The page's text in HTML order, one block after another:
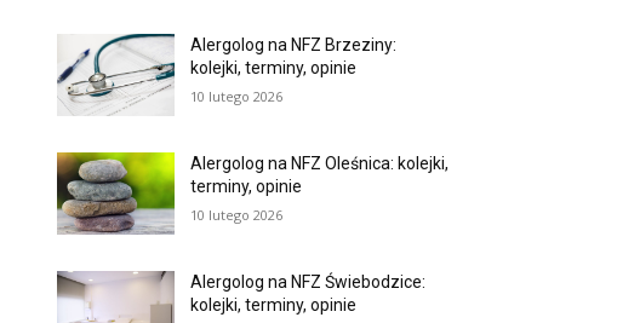
Alergolog na NFZ Brzeziny:
kolejki, terminy, opinie
10 lutego 2026
Alergolog na NFZ Oleśnica: kolejki,
terminy, opinie
10 lutego 2026
Alergolog na NFZ Świebodzice:
kolejki, terminy, opinie